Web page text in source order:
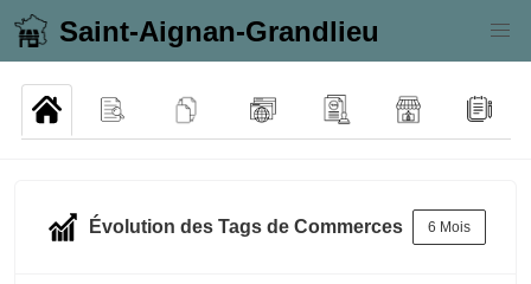
Saint-Aignan-Grandlieu
Évolution des Tags de Commerces 6 Mois